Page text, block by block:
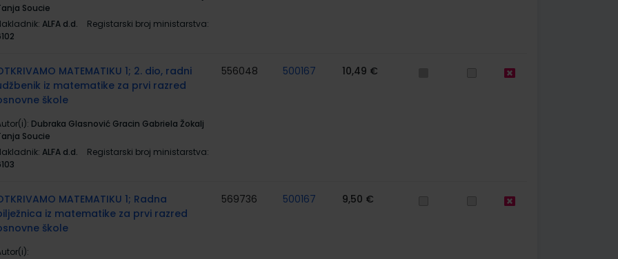
Soucie
ALFA d.d.
Registarski broj ministarstva:
MATEMATIKU 1; 2. dio, radni
iz matematike za prvi razred
škole
Dubraka Glasnović Gracin Gabriela Žokalj
Soucie
ALFA d.d.
Registarski broj ministarstva:
556048 500167 10,49 €
MATEMATIKU 1; Radna
iz matematike za prvi razred
škole
569736 500167 9,50 €